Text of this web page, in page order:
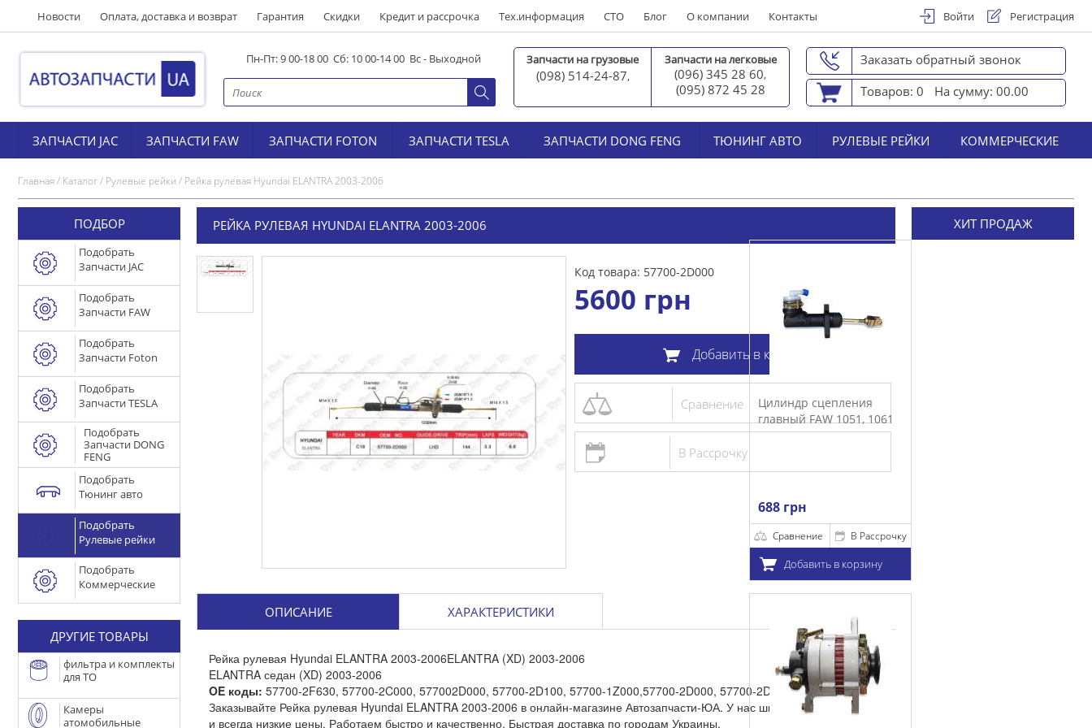
Новости Оплата, доставка и возврат Гарантия Скидки Кредит и рассрочка Тех.информация СТО Блог О компании Контакты Войти Регистрация
Пн-Пт: 9 00-18 00 Сб: 10 00-14 00 Вс - Выходной Запчасти на грузовые
(098) 514-24-87,
Запчасти на легковые
(096) 345 28 60,
(095) 872 45 28
Заказать обратный звонок
Товаров: 0
На сумму: 00.00
ЗАПЧАСТИ JAC ЗАПЧАСТИ FAW ЗАПЧАСТИ FOTON ЗАПЧАСТИ TESLA ЗАПЧАСТИ DONG FENG ТЮНИНГ АВТО РУЛЕВЫЕ РЕЙКИ КОММЕРЧЕСКИЕ
Главная/ Каталог/ Рулевые рейки / Рейка рулевая Hyundai ELANTRA 2003-2006
ПОДБОР
Подобрать
Запчасти JAC
Подобрать
Запчасти FAW
Подобрать
Запчасти Foton
Подобрать
Запчасти TESLA
Подобрать
Запчасти DONG
FENG
Подобрать
Тюнинг авто
Подобрать
Рулевые рейки
Подобрать
Коммерческие
ДРУГИЕ ТОВАРЫ
фильтра и комплекты
для ТО
Камеры
атомобильные
РЕЙКА РУЛЕВАЯ HYUNDAI ELANTRA 2003-2006
Код товара: 57700-2D000
5600 грн
Добавить в корзину
Сравнение
В Рассрочку
ОПИСАНИЕ ХАРАКТЕРИСТИКИ
Рейка рулевая Hyundai ELANTRA 2003-2006ELANTRA (XD) 2003-2006
ELANTRA седан (XD) 2003-2006
OE коды: 57700-2F630, 57700-2C000, 577002D000, 57700-2D100, 57700-1Z000,57700-2D000, 57700-2D020
Заказывайте Рейка рулевая Hyundai ELANTRA 2003-2006 в онлайн-магазине Автозапчасти-ЮА. У нас широкий ассортимент
и всегда низкие цены. Работаем быстро и качественно. Быстрая доставка по городам Украины.
ХИТ ПРОДАЖ
Цилиндр сцепления
главный FAW 1051, 1061
В Рассрочку
Добавить в корзину